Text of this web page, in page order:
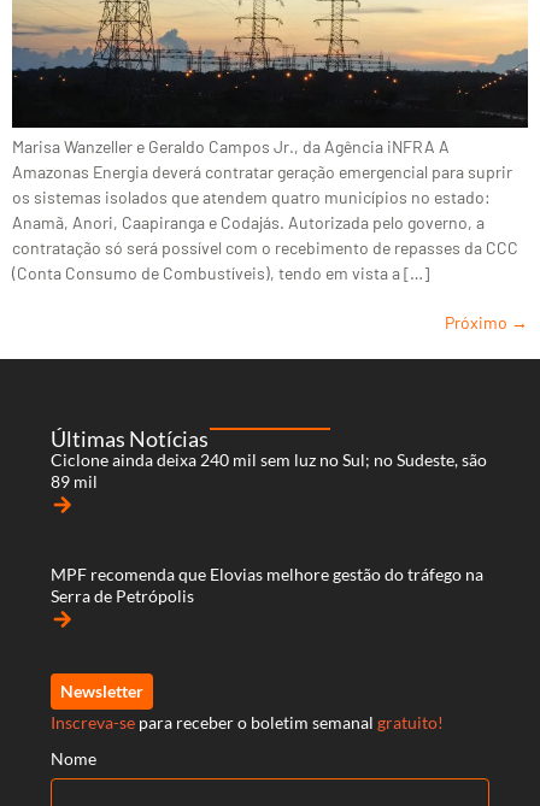
Marisa Wanzeller e Geraldo Campos Jr., da Agência iNFRA A
Amazonas Energia deverá contratar geração emergencial para suprir
os sistemas isolados que atendem quatro municípios no estado:
Anamã, Anori, Caapiranga e Codajás. Autorizada pelo governo, a
contratação só será possível com o recebimento de repasses da CCC
(Conta Consumo de Combustíveis), tendo em vista a […]
Próximo →
Últimas Notícias
Ciclone ainda deixa 240 mil sem luz no Sul; no Sudeste, são
89 mil
arrow_forward
MPF recomenda que Elovias melhore gestão do tráfego na
Serra de Petrópolis
arrow_forward
Newsletter
Inscreva-se para receber o boletim semanal gratuito!
Nome